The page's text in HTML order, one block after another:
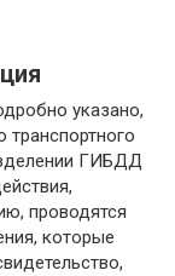
указано,
транспортного
ГИБДД
проводятся
которые